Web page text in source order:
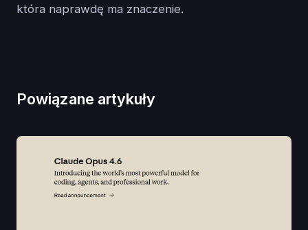
która naprawdę ma znaczenie.
Powiązane artykuły